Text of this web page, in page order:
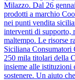
Milazzo. Dal 26
prodotti a marchio
nei punti vendita
interventi di supporto,
maltempo. Le risorse
Siciliana Consumatori
250 mila titolari della
insieme alle istituzioni
sostenere. Un aiuto